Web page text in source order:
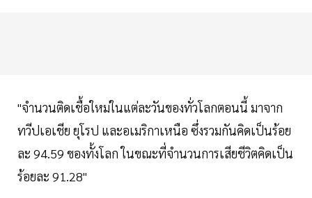
"จำนวนติดเชื้อใหม่ในแต่ละวันของทั่วโลกตอนนี้ มาจาก
ทวีปเอเชีย ยุโรป และอเมริกาเหนือ ซึ่งรวมกันคิดเป็นร้อย
ละ 94.59 ของทั้งโลก ในขณะที่จำนวนการเสียชีวิตคิดเป็น
ร้อยละ 91.28"